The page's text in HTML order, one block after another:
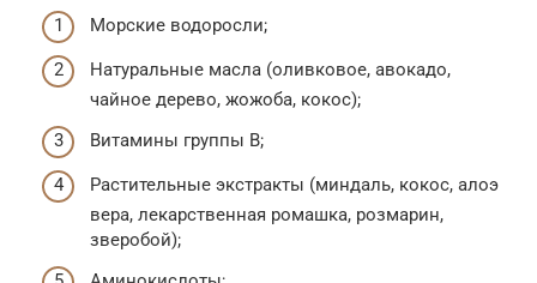
Морские водоросли;
Натуральные масла (оливковое, авокадо,
чайное дерево, жожоба, кокос);
Витамины группы B;
Растительные экстракты (миндаль, кокос, алоэ
вера, лекарственная ромашка, розмарин,
зверобой);